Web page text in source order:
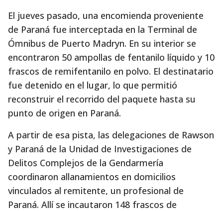
El jueves pasado, una encomienda proveniente
de Paraná fue interceptada en la Terminal de
Ómnibus de Puerto Madryn. En su interior se
encontraron 50 ampollas de fentanilo líquido y 10
frascos de remifentanilo en polvo. El destinatario
fue detenido en el lugar, lo que permitió
reconstruir el recorrido del paquete hasta su
punto de origen en Paraná.
A partir de esa pista, las delegaciones de Rawson
y Paraná de la Unidad de Investigaciones de
Delitos Complejos de la Gendarmería
coordinaron allanamientos en domicilios
vinculados al remitente, un profesional de
Paraná. Allí se incautaron 148 frascos de